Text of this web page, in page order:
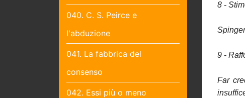
040. C. S. Peirce e
l'abduzione
041. La fabbrica del
consenso
042. Essi più o meno
8 -
9 -
Far